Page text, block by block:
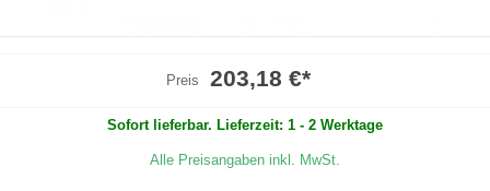
Preis 203,18 €*
Sofort lieferbar. Lieferzeit: 1 - 2 Werktage
Alle Preisangaben inkl. MwSt.